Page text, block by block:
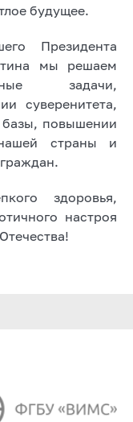
будущее.
Президента
мы решаем
задачи,
суверенитета,
базы, повышении
страны и
здоровья,
настроя